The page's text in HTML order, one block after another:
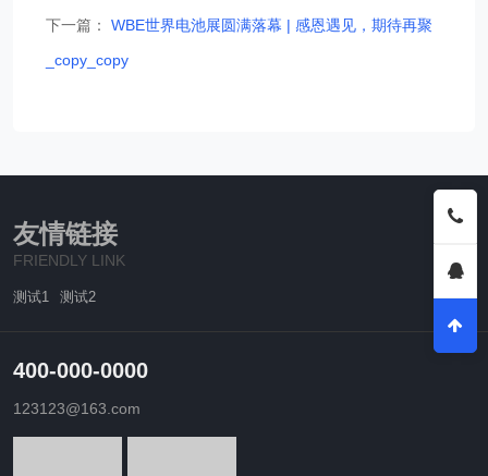
下一篇：
WBE世界电池展圆满落幕 | 感恩遇见，期待再聚
_copy_copy
友情链接
FRIENDLY LINK
测试1 测试2
400-000-0000
123123@163.com